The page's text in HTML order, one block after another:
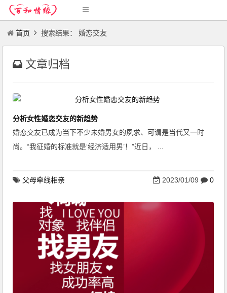
首页 搜索结果： 婚恋交友
文章归档
分析女性婚恋交友的新趋势
婚恋交友已成为当下不少未婚男女的夙求、可谓是当代又一时
尚。“我征婚的标准就是‘经济适用男’！”近日， ...
父母牵线相亲 2023/01/09 0